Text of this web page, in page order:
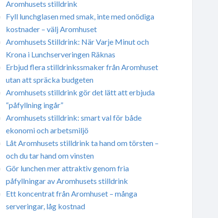
Aromhusets stilldrink
Fyll lunchglasen med smak, inte med onödiga
kostnader – välj Aromhuset
Aromhusets Stilldrink: När Varje Minut och
Krona i Lunchserveringen Räknas
Erbjud flera stilldrinkssmaker från Aromhuset
utan att spräcka budgeten
Aromhusets stilldrink gör det lätt att erbjuda
“påfyllning ingår”
Aromhusets stilldrink: smart val för både
ekonomi och arbetsmiljö
Låt Aromhusets stilldrink ta hand om törsten –
och du tar hand om vinsten
Gör lunchen mer attraktiv genom fria
påfyllningar av Aromhusets stilldrink
Ett koncentrat från Aromhuset – många
serveringar, låg kostnad